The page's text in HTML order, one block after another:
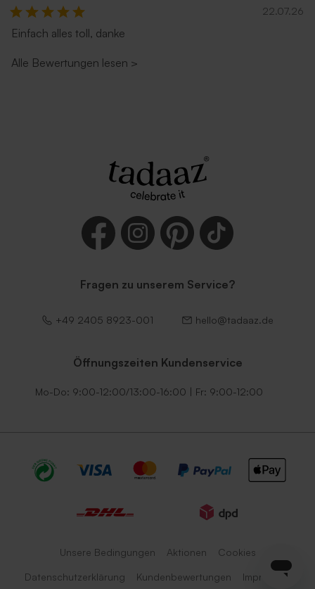
22.07.26
Einfach alles toll, danke
Alle Bewertungen lesen >
Fragen zu unserem Service?
+49 2405 8923-001 hello@tadaaz.de
Öffnungszeiten Kundenservice
Mo-Do: 9:00-12:00/13:00-16:00 | Fr: 9:00-12:00
Unsere Bedingungen Aktionen Cookies
Datenschutzerklärung Kundenbewertungen Impressum